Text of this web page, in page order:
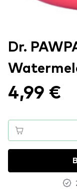
Dr.
4,99 €